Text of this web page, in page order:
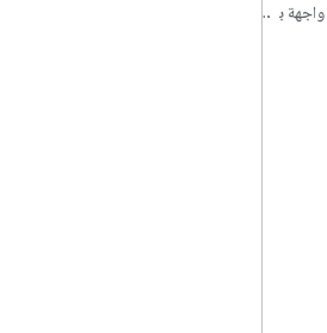
واجهة برمجة التطبيقات